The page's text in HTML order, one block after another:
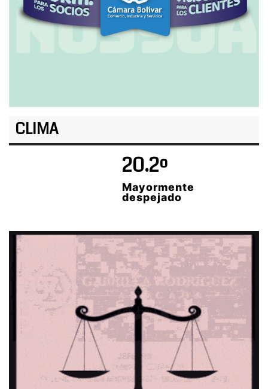
CLIMA
20.2º
Mayormente
despejado